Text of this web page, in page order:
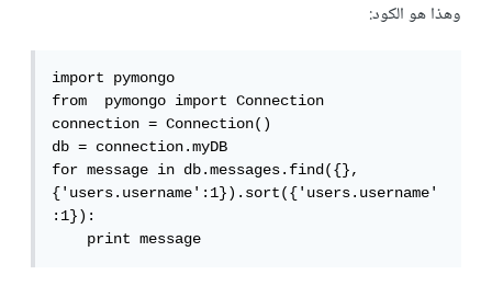
وهذا هو الكود:
import pymongo
from  pymongo import Connection
connection = Connection()
db = connection.myDB
for message in db.messages.find({},
{'users.username':1}).sort({'users.username'
:1}):
    print message